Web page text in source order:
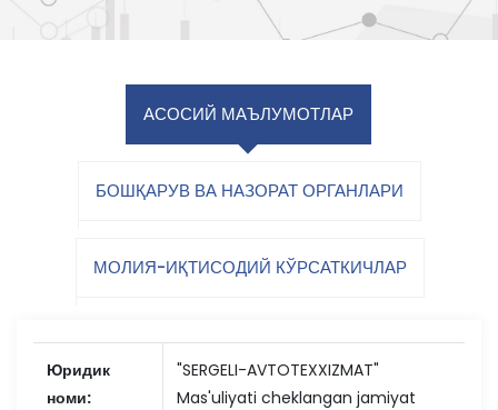
АСОСИЙ МАЪЛУМОТЛАР
БОШҚАРУВ ВА НАЗОРАТ ОРГАНЛАРИ
МОЛИЯ-ИҚТИСОДИЙ КЎРСАТКИЧЛАР
Юридик
номи:
"SERGELI-AVTOTEXXIZMAT"
Mas'uliyati cheklangan jamiyat